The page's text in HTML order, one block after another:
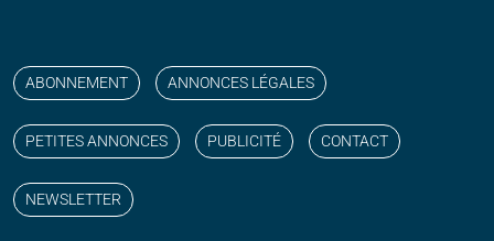
ABONNEMENT ANNONCES LÉGALES
PETITES ANNONCES PUBLICITÉ CONTACT
NEWSLETTER